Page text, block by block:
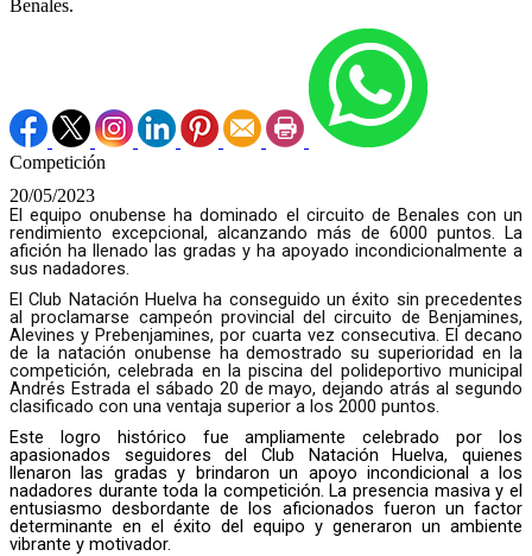
Benales.
Competición
20/05/2023
El equipo onubense ha dominado el circuito de Benales con un
rendimiento excepcional, alcanzando más de 6000 puntos. La
afición ha llenado las gradas y ha apoyado incondicionalmente a
sus nadadores.
El Club Natación Huelva ha conseguido un éxito sin precedentes
al proclamarse campeón provincial del circuito de Benjamines,
Alevines y Prebenjamines, por cuarta vez consecutiva. El decano
de la natación onubense ha demostrado su superioridad en la
competición, celebrada en la piscina del polideportivo municipal
Andrés Estrada el sábado 20 de mayo, dejando atrás al segundo
clasificado con una ventaja superior a los 2000 puntos.
Este logro histórico fue ampliamente celebrado por los
apasionados seguidores del Club Natación Huelva, quienes
llenaron las gradas y brindaron un apoyo incondicional a los
nadadores durante toda la competición. La presencia masiva y el
entusiasmo desbordante de los aficionados fueron un factor
determinante en el éxito del equipo y generaron un ambiente
vibrante y motivador.